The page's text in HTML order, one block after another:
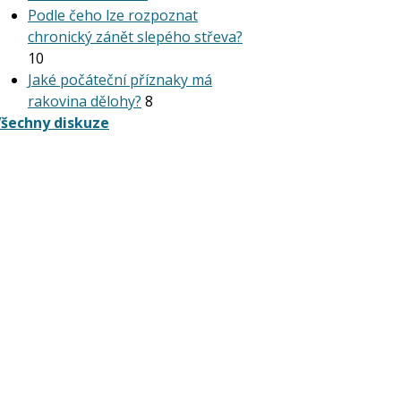
Podle čeho lze rozpoznat
chronický zánět slepého střeva?
10
Jaké počáteční příznaky má
rakovina dělohy? 8
diskuze